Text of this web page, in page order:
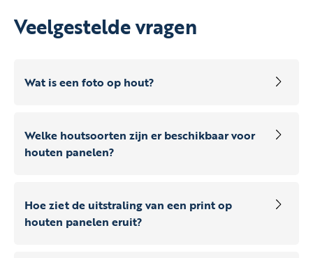
Veelgestelde vragen
Wat is een foto op hout?
Welke houtsoorten zijn er beschikbaar voor
houten panelen?
Hoe ziet de uitstraling van een print op
houten panelen eruit?